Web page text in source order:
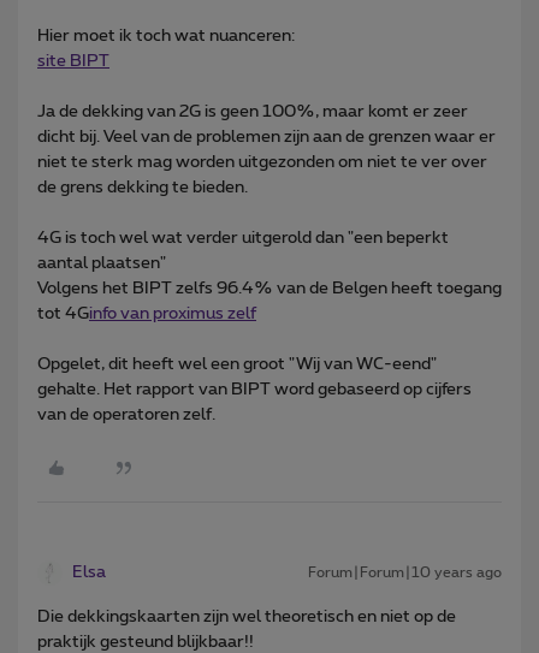
Hier moet ik toch wat nuanceren:
site BIPT
Ja de dekking van 2G is geen 100%, maar komt er zeer
dicht bij. Veel van de problemen zijn aan de grenzen waar er
niet te sterk mag worden uitgezonden om niet te ver over
de grens dekking te bieden.
4G is toch wel wat verder uitgerold dan "een beperkt
aantal plaatsen"
Volgens het BIPT zelfs 96.4% van de Belgen heeft toegang
tot 4Ginfo van proximus zelf
Opgelet, dit heeft wel een groot "Wij van WC-eend"
gehalte. Het rapport van BIPT word gebaseerd op cijfers
van de operatoren zelf.
Elsa Forum|Forum|10 years ago
Die dekkingskaarten zijn wel theoretisch en niet op de
praktijk gesteund blijkbaar!!